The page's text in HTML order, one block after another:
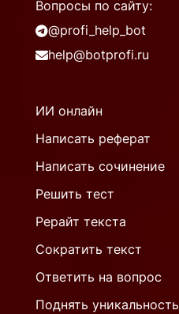
Вопросы по сайту:
@profi_help_bot
help@botprofi.ru
ИИ онлайн
Написать реферат
Написать сочинение
Решить тест
Рерайт текста
Сократить текст
Ответить на вопрос
Поднять уникальность